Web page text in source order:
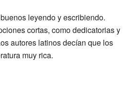
leyendo y escribiendo.
cortas, como dedicatorias y
autores latinos decían que los
muy rica.